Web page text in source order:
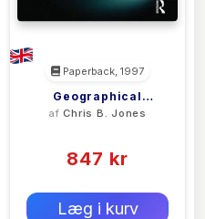
Paperback, 1997
Geographical
Information Systems
Cartography
afChris B. Jones
847 kr
Læg i kurv